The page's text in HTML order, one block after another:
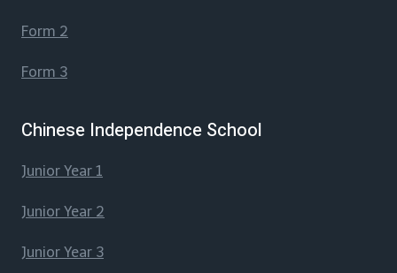
Form 2
Form 3
Chinese Independence School
Junior Year 1
Junior Year 2
Junior Year 3